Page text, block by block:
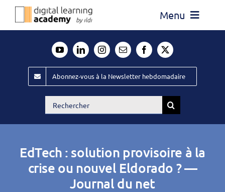
Passer
Menu
Évènements ILDI
Offres d’emploi
Publiez
Abonnez-vous à la Newsletter hebdomadaire
Rechercher:
EdTech : solution provisoire à la
crise ou nouvel Eldorado ? —
Journal du net